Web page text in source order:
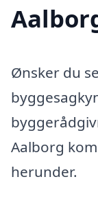
Ønsker du
Aalborg
herunder.